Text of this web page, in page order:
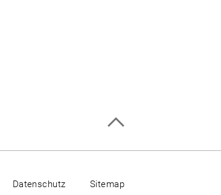
Datenschutz Sitemap